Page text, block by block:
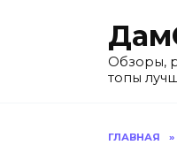
Обзоры,
топы
ГЛАВНАЯ »